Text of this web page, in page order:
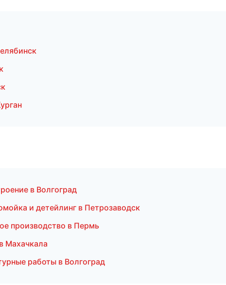
в Волгоград
и детейлинг в Петрозаводск
производство в Пермь
Махачкала
работы в Волгоград